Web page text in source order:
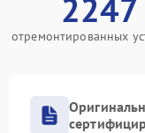
2247
отремонтированных